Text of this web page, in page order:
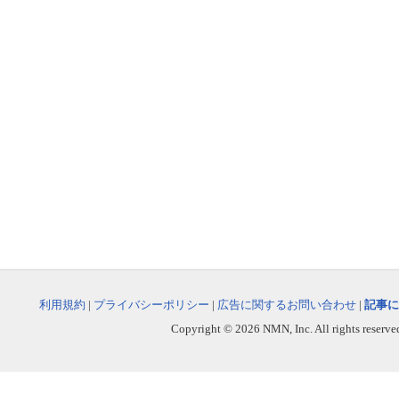
利用規約 | プライバシーポリシー | 広告に関するお問い合わせ | 記事
Copyright © 2026 NMN, Inc. All rights